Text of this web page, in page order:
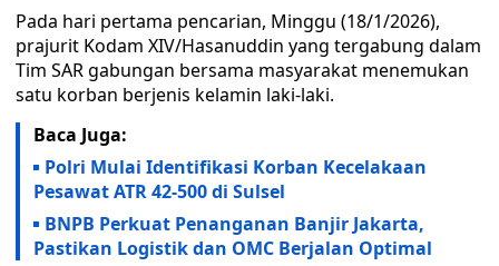
Pada hari pertama pencarian, Minggu (18/1/2026),
prajurit Kodam XIV/Hasanuddin yang tergabung dalam
Tim SAR gabungan bersama masyarakat menemukan
satu korban berjenis kelamin laki-laki.
Baca Juga:
Polri Mulai Identifikasi Korban Kecelakaan
Pesawat ATR 42-500 di Sulsel
BNPB Perkuat Penanganan Banjir Jakarta,
Pastikan Logistik dan OMC Berjalan Optimal